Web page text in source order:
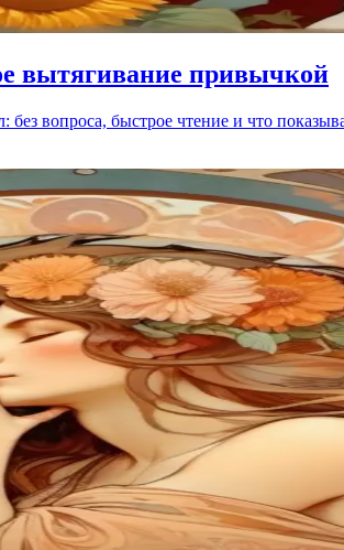
вытягивание привычкой
вопроса, быстрое чтение и что